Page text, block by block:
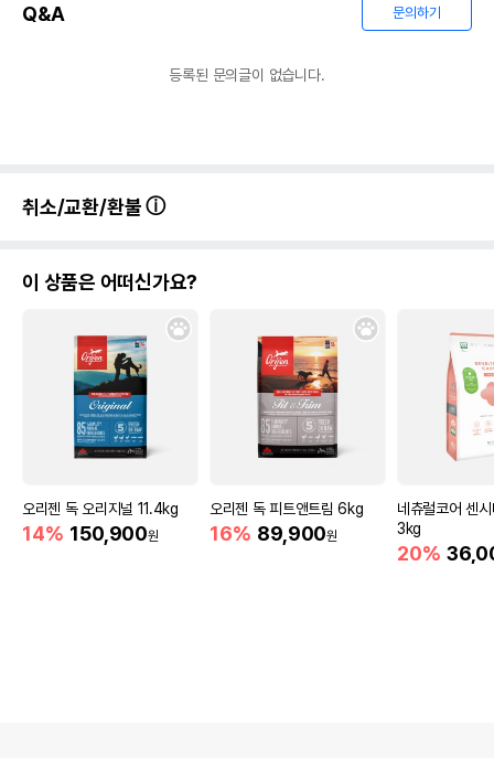
Q&A 문의하기
등록된 문의글이 없습니다.
취소/교환/환불
이 상품은 어떠신가요?
오리젠 독 오리지널 11.4kg
14% 150,900원
오리젠 독 피트앤트림 6kg
16% 89,900원
네츄럴코어 센
3kg
20%